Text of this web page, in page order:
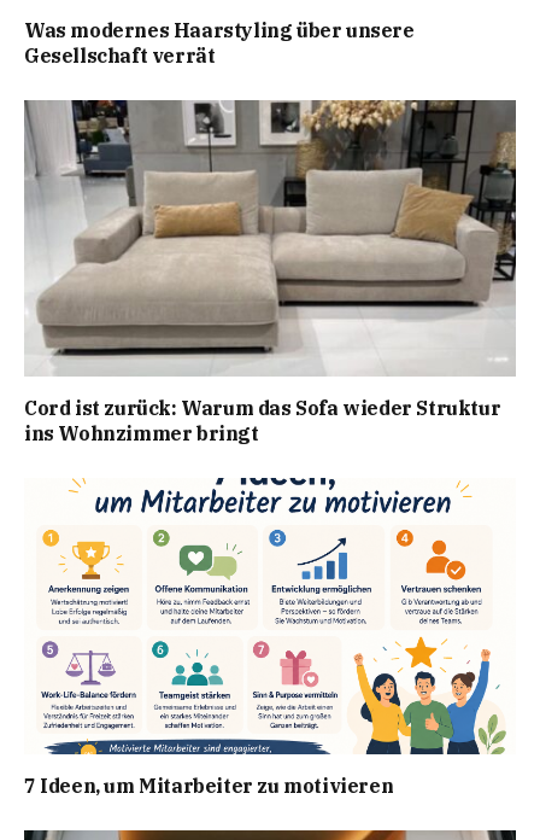
Was modernes Haarstyling über unsere
Gesellschaft verrät
Cord ist zurück: Warum das Sofa wieder Struktur
ins Wohnzimmer bringt
7 Ideen, um Mitarbeiter zu motivieren